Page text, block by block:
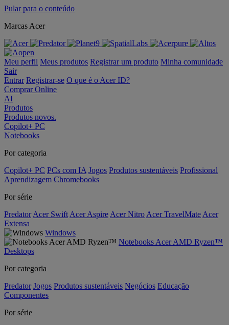
Pular para o conteúdo
Marcas Acer
Meu perfil Meus produtos Registrar um produto Minha comunidade
Sair
Entrar Registrar-se O que é o Acer ID?
Comprar Online
AI
Produtos
Produtos novos.
Copilot+ PC
Notebooks
Por categoria
Copilot+ PC PCs com IA Jogos Produtos sustentáveis Profissional
Aprendizagem Chromebooks
Por série
Predator Acer Swift Acer Aspire Acer Nitro Acer TravelMate Acer
Extensa
Windows
Notebooks Acer AMD Ryzen™
Desktops
Por categoria
Predator Jogos Produtos sustentáveis Negócios Educação
Componentes
Por série